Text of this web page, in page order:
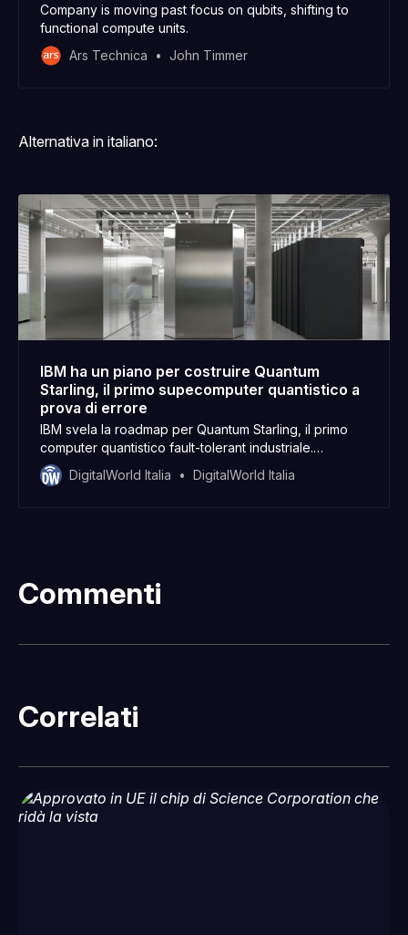
Company is moving past focus on qubits, shifting to
functional compute units.
Ars Technica
John Timmer
Alternativa in italiano:
IBM ha un piano per costruire Quantum
Starling, il primo supecomputer quantistico a
prova di errore
IBM svela la roadmap per Quantum Starling, il primo
computer quantistico fault-tolerant industriale.
Correzione errori, scalabilità e 20.000x operazioni: il
futuro del quantum computing inizia ora.
DigitalWorld Italia DigitalWorld Italia
Commenti
Correlati